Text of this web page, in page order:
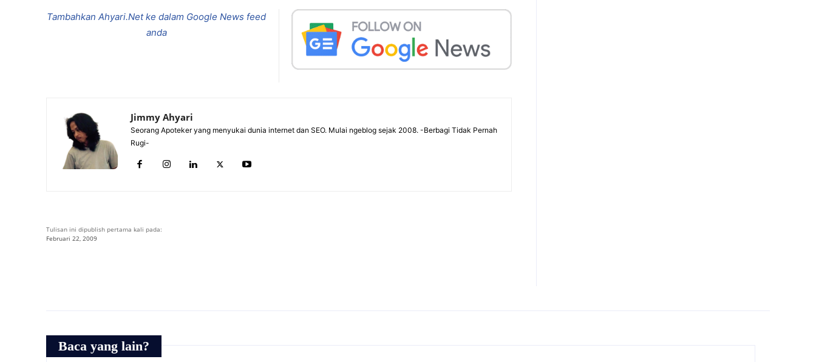
Tambahkan Ahyari.Net ke dalam Google News feed
anda
Jimmy Ahyari
Seorang Apoteker yang menyukai dunia internet dan SEO. Mulai ngeblog sejak 2008. -Berbagi Tidak Pernah
Rugi-
Tulisan ini dipublish pertama kali pada:
Februari 22, 2009
Baca yang lain?